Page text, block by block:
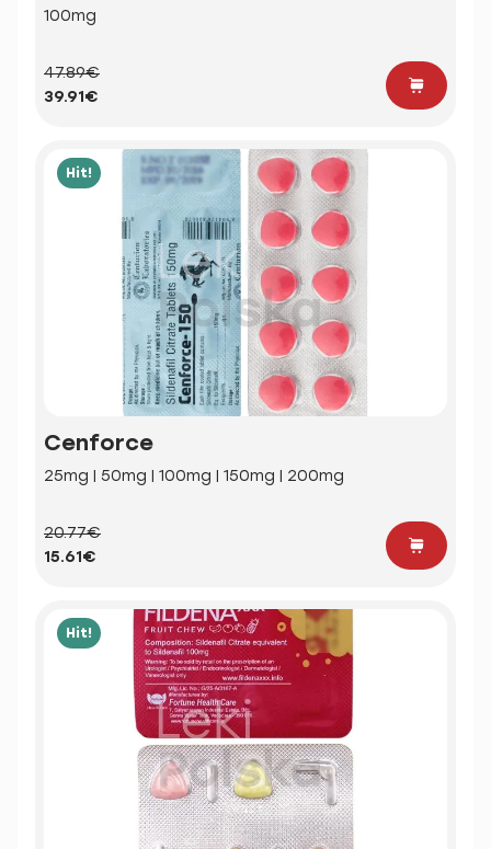
100mg
47.89€
39.91€
Hit!
Cenforce
25mg | 50mg | 100mg | 150mg | 200mg
20.77€
15.61€
Hit!